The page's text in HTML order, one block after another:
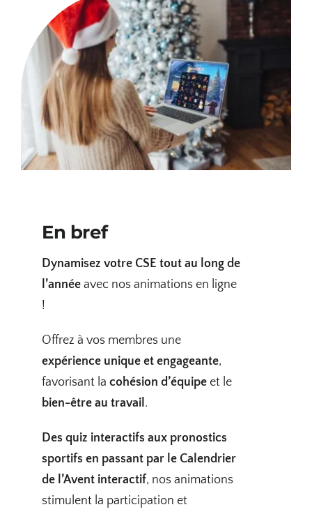
En bref
Dynamisez votre CSE tout au long de
l’annéeavec nos animations en ligne
!
Offrez à vos membres une
expérience unique et engageante,
favorisant la cohésion d’équipeet le
bien-être au travail.
Des quiz interactifs aux pronostics
sportifs en passant par le Calendrier
de l’Avent interactif, nos animations
stimulent la participation et